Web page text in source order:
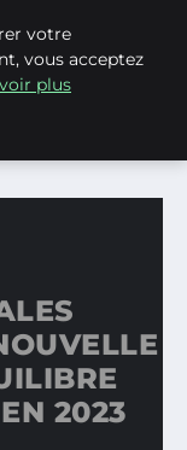
UNE NOUVELLE…
2023
votre
vous acceptez
plus